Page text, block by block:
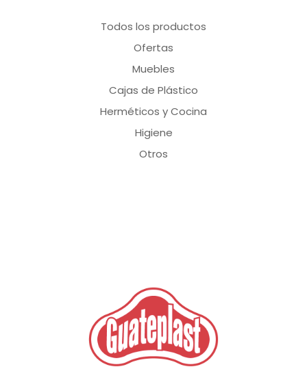
Todos los productos
Ofertas
Muebles
Cajas de Plástico
Herméticos y Cocina
Higiene
Otros